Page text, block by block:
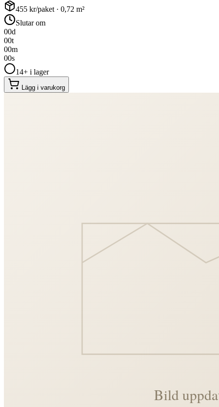
455 kr/paket · 0,72 m²
Slutar om
00d
00t
00m
00s
14+ i lager
Lägg i varukorg